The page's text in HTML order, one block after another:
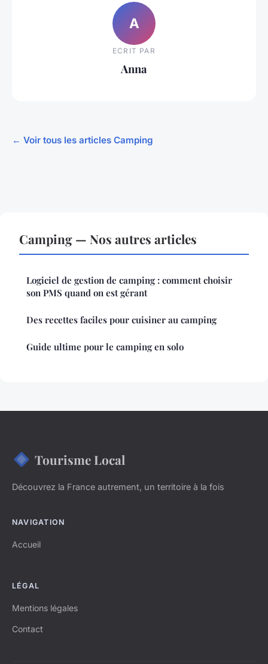
A
ECRIT PAR
Anna
← Voir tous les articles Camping
Camping — Nos autres articles
Logiciel de gestion de camping : comment choisir
son PMS quand on est gérant
Des recettes faciles pour cuisiner au camping
Guide ultime pour le camping en solo
Tourisme Local
Découvrez la France autrement, un territoire à la fois
NAVIGATION
Accueil
LÉGAL
Mentions légales
Contact